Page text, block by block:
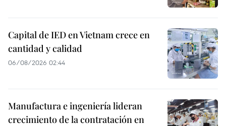
Capital de IED en Vietnam crece en
cantidad y calidad
06/08/2026 02:44
Manufactura e ingeniería lideran
crecimiento de la contratación en